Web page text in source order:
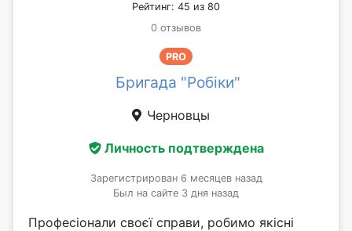
Рейтинг: 45 из 80
0 отзывов
PRO
Бригада "Робіки"
Черновцы
Личность подтверждена
Зарегистрирован 6 месяцев назад
Был на сайте 3 дня назад
Професіонали своєї справи, робимо якісні